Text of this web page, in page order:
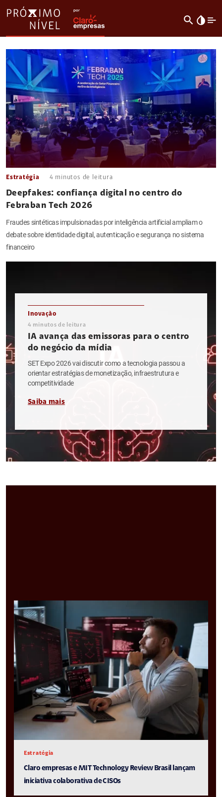
search invert_colors
Estratégia 4 minutos de leitura
Deepfakes: confiança digital no centro do
Febraban Tech 2026
Fraudes sintéticas impulsionadas por inteligência artificial ampliam o
debate sobre identidade digital, autenticação e segurança no sistema
financeiro
Inovação
4 minutos de leitura
IA avança das emissoras para o centro
do negócio da mídia
SET Expo 2026 vai discutir como a tecnologia passou a
orientar estratégias de monetização, infraestrutura e
competitividade
Saiba mais
Estratégia
Claro empresas e MIT Technology Review Brasil lançam
iniciativa colaborativa de CISOs